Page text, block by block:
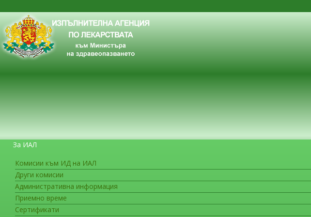
За ИАЛ
Комисии към ИД на ИАЛ
Други комисии
Административна информация
Приемно време
Сертификати
ЗА ГРАЖДАНИТЕ